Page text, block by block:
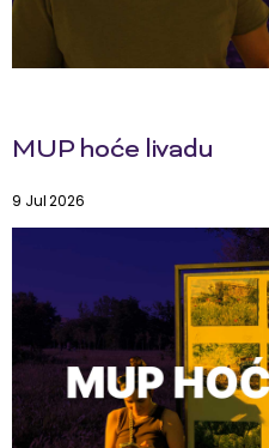
MUP hoće livadu
9 Jul 2026